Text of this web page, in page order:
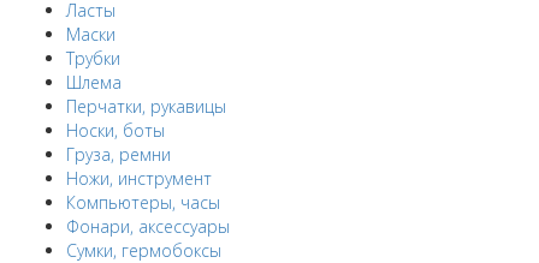
Ласты
Маски
Трубки
Шлема
Перчатки, рукавицы
Носки, боты
Груза, ремни
Ножи, инструмент
Компьютеры, часы
Фонари, аксессуары
Сумки, гермобоксы